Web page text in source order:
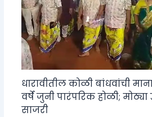
धारावीतील कोळी बांधवांची
वर्षे जुनी पारंपरिक होळी; मोठ्या
साजरी